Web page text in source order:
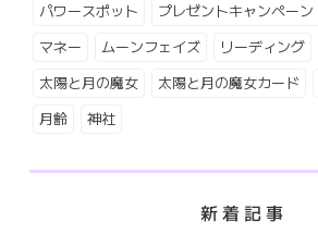
パワースポット プレゼントキャンペーン
マネー ムーンフェイズ リーディング
太陽と月の魔女 太陽と月の魔女カード
月齢 神社
新着記事